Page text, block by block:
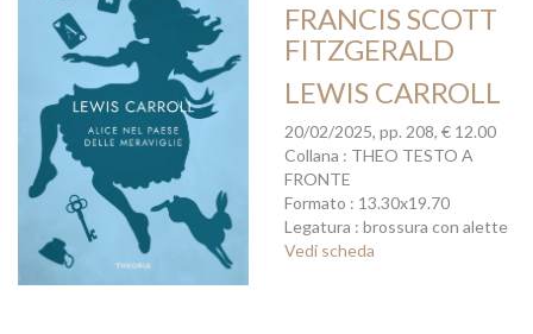
FRANCIS SCOTT
FITZGERALD
LEWIS CARROLL
20/02/2025, pp. 208, € 12.00
Collana : THEO TESTO A
FRONTE
Formato : 13.30x19.70
Legatura : brossura con alette
Vedi scheda